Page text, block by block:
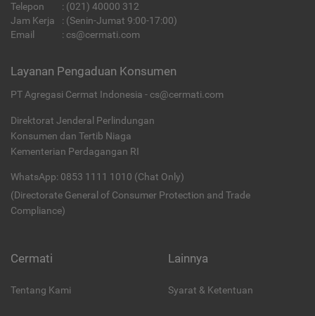
Telepon : (021) 40000 312
Jam Kerja
: (Senin-Jumat 9:00-17:00)
Email
: cs@cermati.com
Layanan Pengaduan Konsumen
PT Agregasi Cermat Indonesia - cs@cermati.com
Direktorat Jenderal Perlindungan
Konsumen dan Tertib Niaga
Kementerian Perdagangan RI
WhatsApp: 0853 1111 1010 (Chat Only)
(Directorate General of Consumer Protection and Trade
Compliance)
Cermati
Tentang Kami
Lainnya
Syarat & Ketentuan